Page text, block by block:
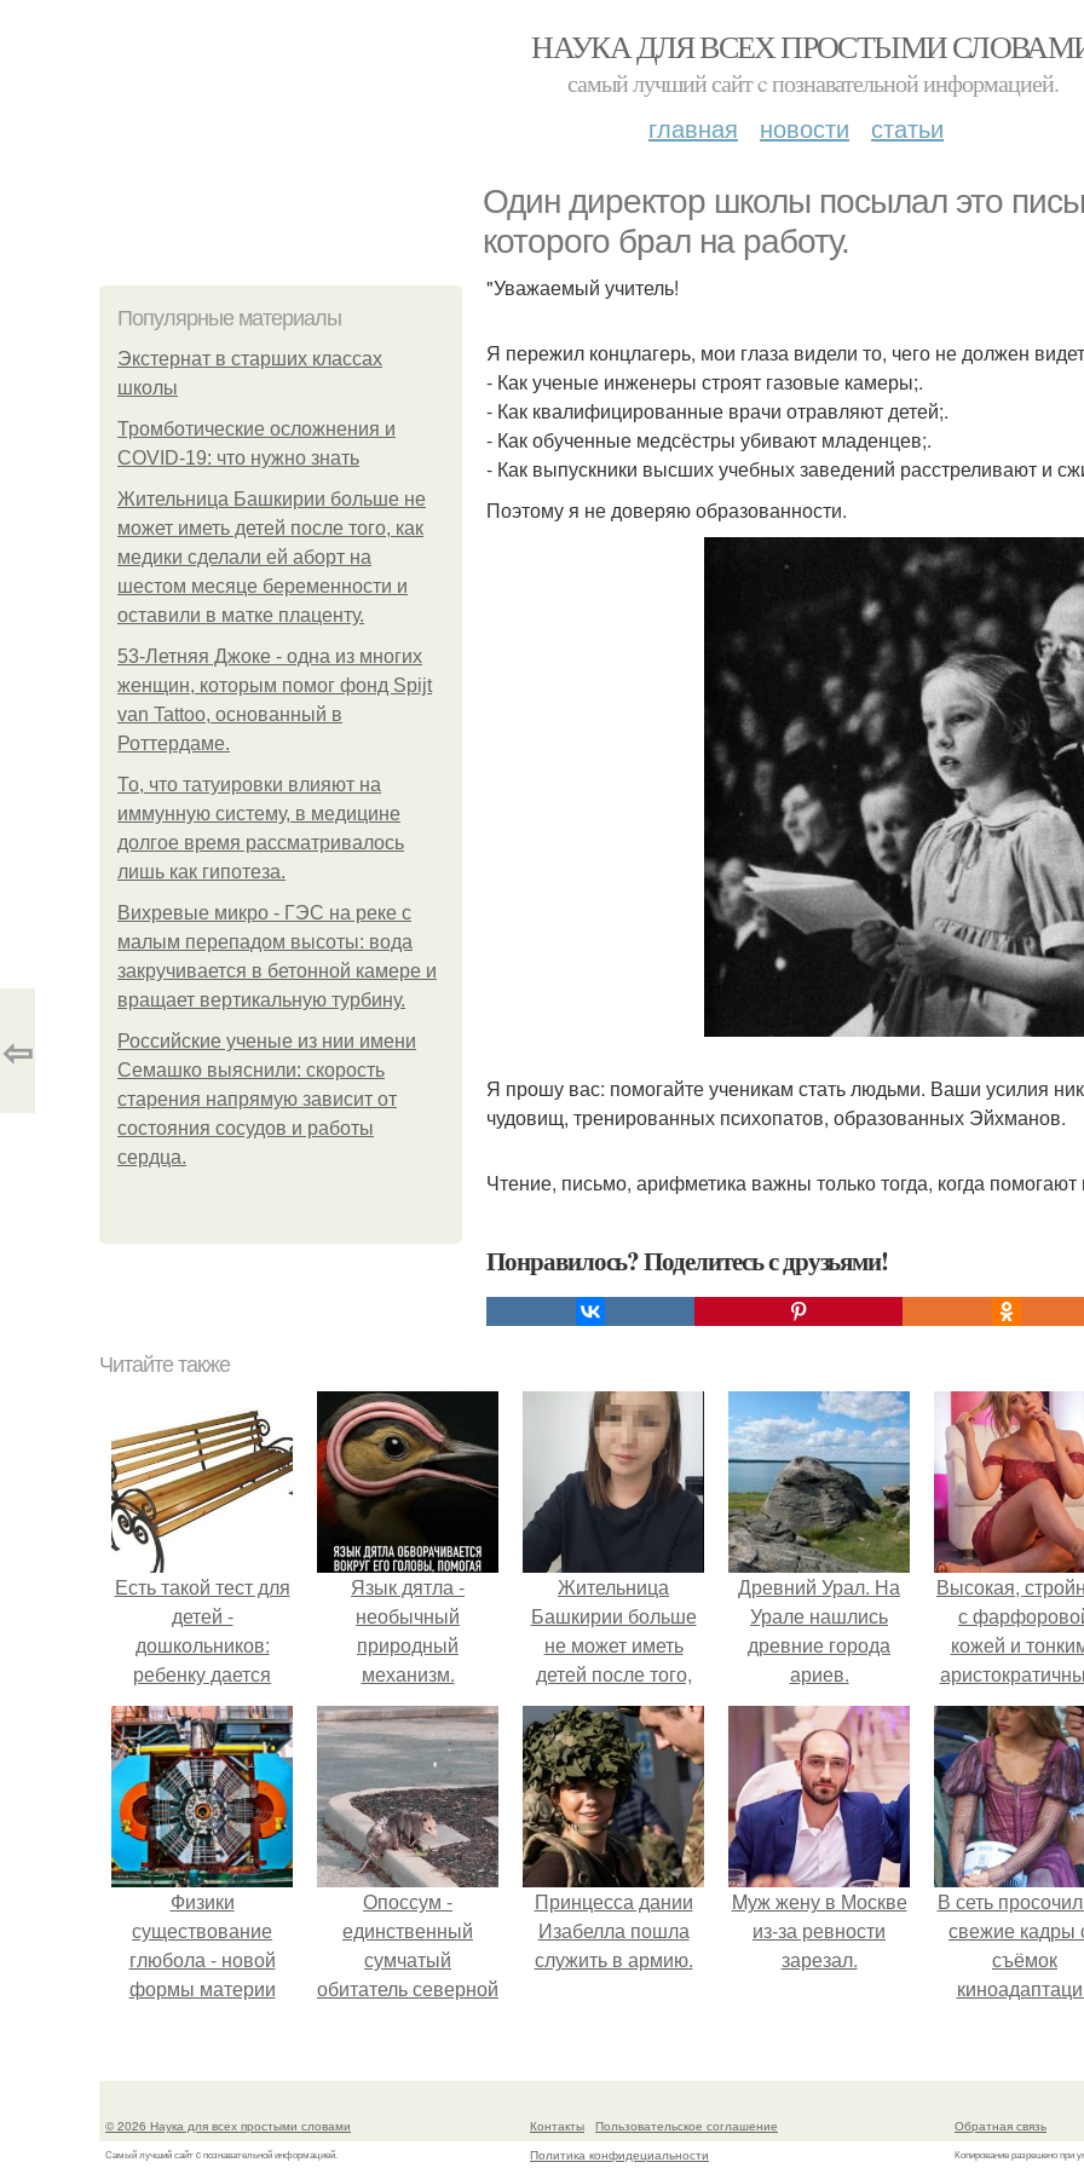
НАУКА ДЛЯ ВСЕХ ПРОСТЫМИ
самый лучший сайт c познавательной информацией.
главная новости статьи
Один директор школы посылал это
которого брал на работу.
Популярные материалы
Экстернат в старших классах
школы
Тромботические осложнения и
COVID-19: что нужно знать
Жительница Башкирии больше не
может иметь детей после того, как
медики сделали ей аборт на
шестом месяце беременности и
оставили в матке плаценту.
53-Летняя Джоке - одна из многих
женщин, которым помог фонд Spijt
van Tattoo, основанный в
Роттердаме.
То, что татуировки влияют на
иммунную систему, в медицине
долгое время рассматривалось
лишь как гипотеза.
Вихревые микро - ГЭС на реке с
малым перепадом высоты: вода
закручивается в бетонной камере и
вращает вертикальную турбину.
Российские ученые из нии имени
Семашко выяснили: скорость
старения напрямую зависит от
состояния сосудов и работы
сердца.
"Уважаемый учитель!
Я пережил концлагерь, мои глаза видели то, чего не должен
- Как ученые инженеры строят газовые камеры;.
- Как квалифицированные врачи отравляют детей;.
- Как обученные медсёстры убивают младенцев;.
- Как выпускники высших учебных заведений расстреливают и
Поэтому я не доверяю образованности.
Я прошу вас: помогайте ученикам стать людьми. Ваши усилия
чудовищ, тренированных психопатов, образованных Эйхманов.
Чтение, письмо, арифметика важны только тогда, когда
Понравилось? Поделитесь с друзьями!
⇦
Читайте также
Есть такой тест для
детей -
дошкольников:
ребенку дается
картинка из двух
кадров.
Язык дятла -
необычный
природный
механизм.
Жительница
Башкирии больше
не может иметь
детей после того,
как медики сделали
ей аборт на шестом
месяце
беременности и
оставили в матке
плаценту.
Древний Урал. На
Урале нашлись
древние города
ариев.
Высокая,
с
кожей и
чертами, эль
выглядит так,
сошла с
художника.
Физики
существование
глюбола - новой
формы материи
Опоссум -
единственный
сумчатый
обитатель северной
Принцесса дании
Изабелла пошла
служить в армию.
Mуж жену в Москве
из-за ревности
зарезал.
В сеть
свежие кадры
съёмок
моментально
приковано к
© 2026 Наука для всех простыми словами
Самый лучший сайт c познавательной информацией.
Контакты
Пользовательское соглашение
Политика конфидециальности
Обратная связь
Копирование разрешено при